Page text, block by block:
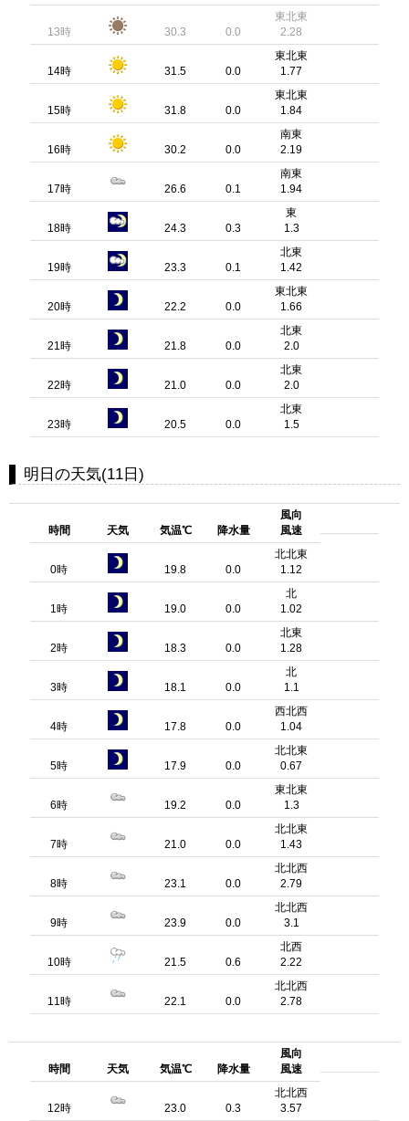
13時 30.3 0.0
東北東
2.28
14時 31.5 0.0
東北東
1.77
15時 31.8 0.0
東北東
1.84
16時 30.2 0.0
南東
2.19
17時 26.6 0.1
南東
1.94
18時 24.3 0.3
東
1.3
19時 23.3 0.1
北東
1.42
20時 22.2 0.0
東北東
1.66
21時 21.8 0.0
北東
2.0
22時 21.0 0.0
北東
2.0
23時 20.5 0.0
北東
1.5
明日の天気(11日)
時間 天気 気温℃ 降水量
風向
風速
0時 19.8 0.0
北北東
1.12
1時 19.0 0.0
北
1.02
2時 18.3 0.0
北東
1.28
3時 18.1 0.0
北
1.1
4時 17.8 0.0
西北西
1.04
5時 17.9 0.0
北北東
0.67
6時 19.2 0.0
東北東
1.3
7時 21.0 0.0
北北東
1.43
8時 23.1 0.0
北北西
2.79
9時 23.9 0.0
北北西
3.1
10時 21.5 0.6
北西
2.22
11時 22.1 0.0
北北西
2.78
時間 天気 気温℃ 降水量
風向
風速
12時 23.0 0.3
北北西
3.57